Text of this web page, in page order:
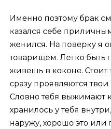
Именно поэтому брак
казался себе
женился. На поверку я
товарищем. Легко быть
живешь в коконе. Стоит
сразу проявляются
Словно тебя выжимают
хранилось у тебя
наружу, хорошо это или